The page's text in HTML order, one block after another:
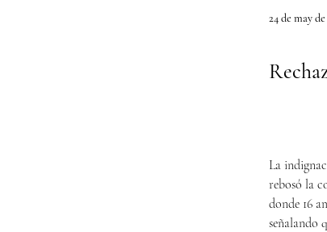
24 de may de
La
rebosó la
donde 16
señalando